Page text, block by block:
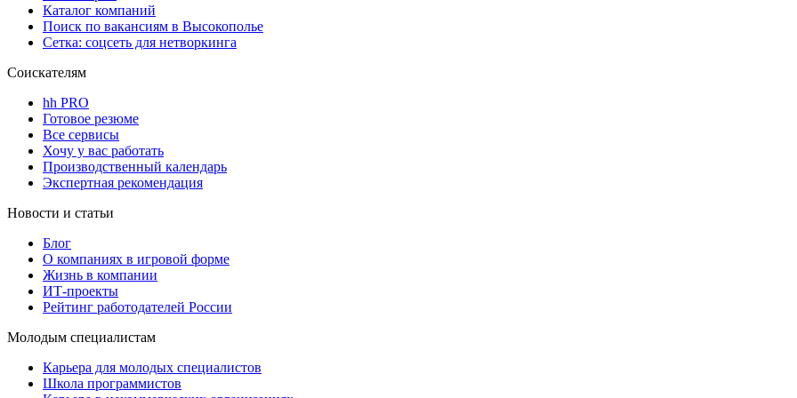
Каталог компаний
Поиск по вакансиям в Высокополье
Сетка: соцсеть для нетворкинга
Соискателям
hh PRO
Готовое резюме
Все сервисы
Хочу у вас работать
Производственный календарь
Экспертная рекомендация
Новости и статьи
Блог
О компаниях в игровой форме
Жизнь в компании
ИТ-проекты
Рейтинг работодателей России
Молодым специалистам
Карьера для молодых специалистов
Школа программистов